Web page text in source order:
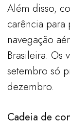
Além disso,
carência para
navegação
Brasileira. Os
setembro só
dezembro.
Cadeia de